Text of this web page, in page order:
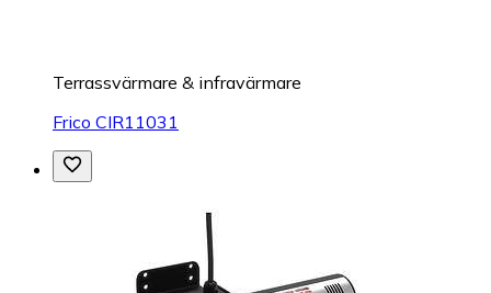
Terrassvärmare & infravärmare
Frico CIR11031